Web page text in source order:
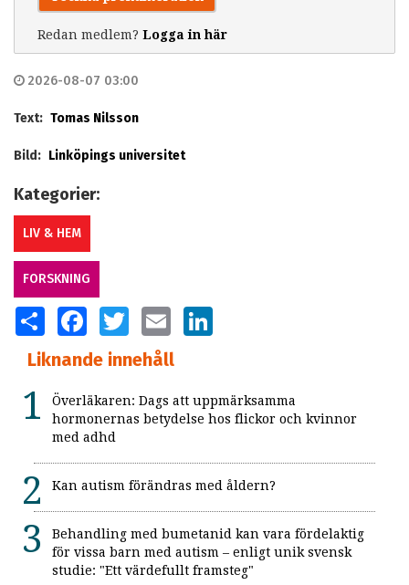
Redan medlem? Logga in här
2026-08-07 03:00
Text: Tomas Nilsson
Bild: Linköpings universitet
Kategorier:
LIV & HEM
FORSKNING
SHARE FACEBOOKTWITTER EMAIL
Liknande innehåll
Överläkaren: Dags att uppmärksamma
hormonernas betydelse hos flickor och kvinnor
med adhd
Kan autism förändras med åldern?
Behandling med bumetanid kan vara fördelaktig
för vissa barn med autism – enligt unik svensk
studie: "Ett värdefullt framsteg"